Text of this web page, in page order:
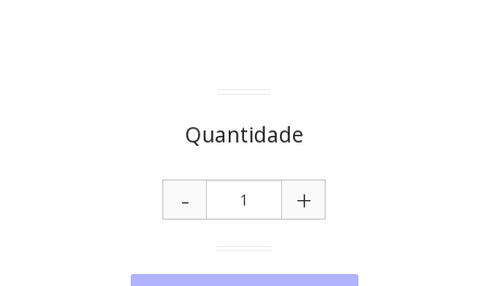
Quantidade
+
-